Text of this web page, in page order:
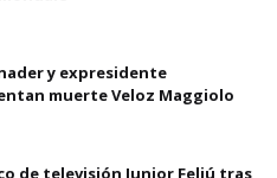
y expresidente
muerte Veloz Maggiolo
de televisión Junior Feliú tras